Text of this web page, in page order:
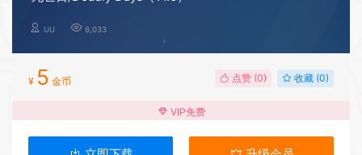
UU 8,033
¥ 5 金币 点赞 (0) 收藏 (0)
VIP免费